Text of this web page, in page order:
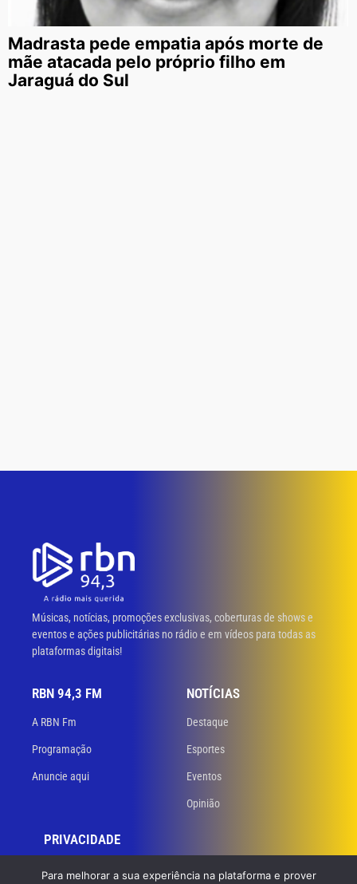
Madrasta pede empatia após morte de
mãe atacada pelo próprio filho em
Jaraguá do Sul
Músicas, notícias, promoções exclusivas, coberturas de shows e
eventos e ações publicitárias no rádio e em vídeos para todas as
plataformas digitais!
RBN 94,3 FM
A RBN Fm
Programação
Anuncie aqui
NOTÍCIAS
Destaque
Esportes
Eventos
Opinião
PRIVACIDADE
Políticas de privacidade
Para melhorar a sua experiência na plataforma e prover